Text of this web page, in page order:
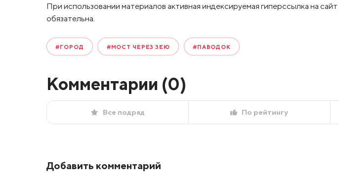
При использовании материалов активная индексируемая гиперссылка на сайт
обязательна.
#ГОРОД #МОСТ ЧЕРЕЗ ЗЕЮ #ПАВОДОК
Комментарии (0)
Все подряд По рейтингу
Добавить комментарий